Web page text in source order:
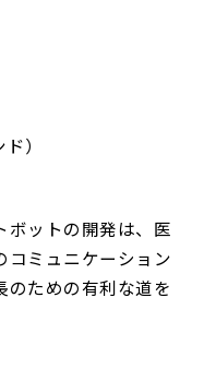
）
ボットの開発は、医
コミュニケーション
のための有利な道を